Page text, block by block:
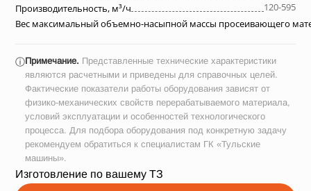
Производительность, м³/ч
120-595
Вес максимальный объемно-насыпной массы просеивающего
ⓘПримечание. Представленные технические характеристики
являются расчетными и приведены для справочных целей.
Фактические показатели работы оборудования зависят от
физико-механических свойств перерабатываемого материала,
условий эксплуатации и особенностей технологического
процесса. Для подбора оборудования под конкретную задачу
рекомендуем обратиться к специалистам ГК «Тульские
машины».
Изготовление по вашему ТЗ